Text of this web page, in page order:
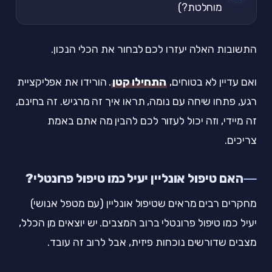
מוחלטת?)
התשובות האלה יעזרו לכם לבחור את הכלי הנכון.
ואם עדיין לא בטוחים, התחילו קטן. הורידו את אפליקציית
רגע, פתחו שיחה עם נומה, תראו איך זה מרגיש. זה בחינם,
זה מיידי, וזה יכול לעזור לכם להבין מה אתם באמת
צריכים.
האם טיפול אונליין יעיל כמו טיפול פרונטלי?
מחקרים רבים מראים שטיפול אונליין (עם מטפל אנושי)
יעיל כמו טיפול פרונטלי ברוב המצבים. יש יוצאים מן הכלל,
מצבים שדורשים נוכחות פיזית, אבל לרוב זה עובד.